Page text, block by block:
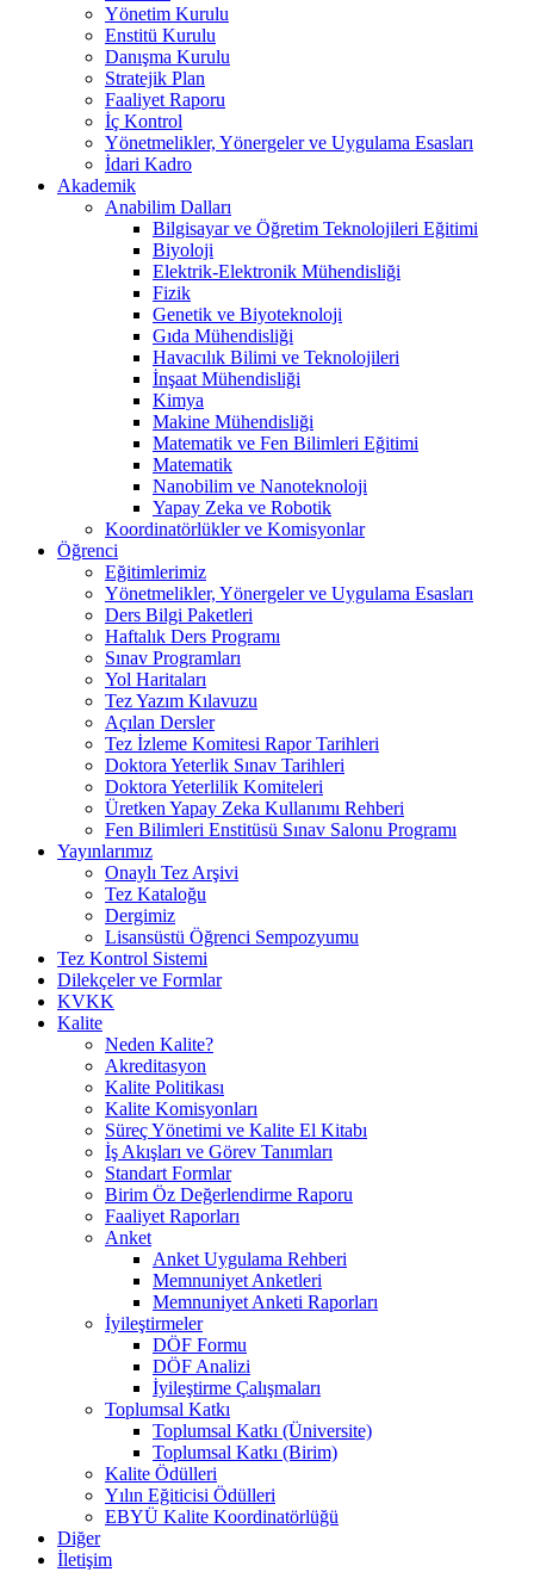
Yönetim Kurulu
Enstitü Kurulu
Danışma Kurulu
Stratejik Plan
Faaliyet Raporu
İç Kontrol
Yönetmelikler, Yönergeler ve Uygulama Esasları
İdari Kadro
Akademik
Anabilim Dalları
Bilgisayar ve Öğretim Teknolojileri Eğitimi
Biyoloji
Elektrik-Elektronik Mühendisliği
Fizik
Genetik ve Biyoteknoloji
Gıda Mühendisliği
Havacılık Bilimi ve Teknolojileri
İnşaat Mühendisliği
Kimya
Makine Mühendisliği
Matematik ve Fen Bilimleri Eğitimi
Matematik
Nanobilim ve Nanoteknoloji
Yapay Zeka ve Robotik
Koordinatörlükler ve Komisyonlar
Öğrenci
Eğitimlerimiz
Yönetmelikler, Yönergeler ve Uygulama Esasları
Ders Bilgi Paketleri
Haftalık Ders Programı
Sınav Programları
Yol Haritaları
Tez Yazım Kılavuzu
Açılan Dersler
Tez İzleme Komitesi Rapor Tarihleri
Doktora Yeterlik Sınav Tarihleri
Doktora Yeterlilik Komiteleri
Üretken Yapay Zeka Kullanımı Rehberi
Fen Bilimleri Enstitüsü Sınav Salonu Programı
Yayınlarımız
Onaylı Tez Arşivi
Tez Kataloğu
Dergimiz
Lisansüstü Öğrenci Sempozyumu
Tez Kontrol Sistemi
Dilekçeler ve Formlar
KVKK
Kalite
Neden Kalite?
Akreditasyon
Kalite Politikası
Kalite Komisyonları
Süreç Yönetimi ve Kalite El Kitabı
İş Akışları ve Görev Tanımları
Standart Formlar
Birim Öz Değerlendirme Raporu
Faaliyet Raporları
Anket
Anket Uygulama Rehberi
Memnuniyet Anketleri
Memnuniyet Anketi Raporları
İyileştirmeler
DÖF Formu
DÖF Analizi
İyileştirme Çalışmaları
Toplumsal Katkı
Toplumsal Katkı (Üniversite)
Toplumsal Katkı (Birim)
Kalite Ödülleri
Yılın Eğiticisi Ödülleri
EBYÜ Kalite Koordinatörlüğü
Diğer
İletişim